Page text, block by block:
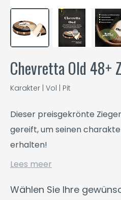
Chevretta Old 48+
Karakter | Vol | Pit
Dieser preisgekrönte
gereift, um seinen
erhalten!
Lees meer
Wählen Sie Ihre